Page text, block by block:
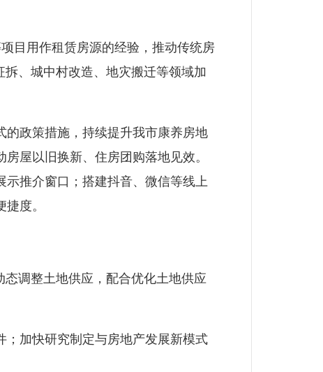
目用作租赁房源的经验，推动传统房
、城中村改造、地灾搬迁等领域加
政策措施，持续提升我市康养房地
屋以旧换新、住房团购落地见效。
推介窗口；搭建抖音、微信等线上
度。
调整土地供应，配合优化土地供应
加快研究制定与房地产发展新模式